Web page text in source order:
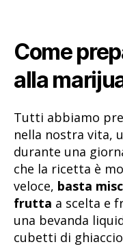
Come
alla
Tutti abbiamo
nella nostra vita,
durante una
che la ricetta è
veloce, basta
frutta a scelta e
una bevanda
cubetti di